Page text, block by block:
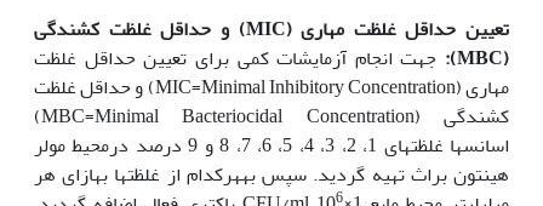
تعیین حداقل غلظت مهاری (MIC) و حداقل غلظت کشندگی
(
MBC
): جهت انجام آزمایشات کمی برای تعیین حداقل غلظت
مهاری (MIC=Minimal Inhibitory Concentration) و حداقل غلظت
کشندگی (MBC=Minimal Bacteriocidal Concentration)
اسانس‏ها غلظت‏های 1، 2، 3، 4، 5، 6، 7، 8 و 9 درصد درمحیط مولر
هینتون براث تهیه گردید. سپس به‏هرکدام از غلظت‏‏ها به‏ازای هر
6